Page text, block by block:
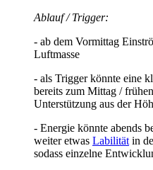
Ablauf / Trigger:
- ab dem Vormittag
Luftmasse
- als Trigger könnte eine
bereits zum Mittag /
Unterstützung aus der
- Energie könnte abends
weiter etwas Labilität in
sodass einzelne